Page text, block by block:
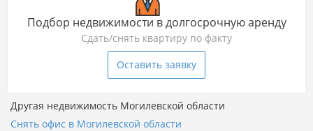
Подбор недвижимости в долгосрочную аренду
Сдать/снять квартиру по факту
Оставить заявку
Другая недвижимость Могилевской области
Снять офис в Могилевской области